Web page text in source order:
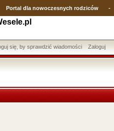
Portal dla nowoczesnych rodziców -
się, by sprawdzić wiadomości Zaloguj